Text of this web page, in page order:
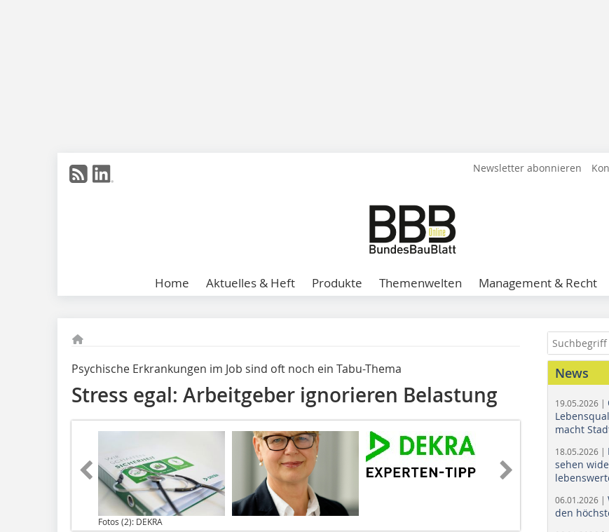
Newsletter abonnieren
Home Aktuelles & Heft Produkte Themenwelten Management & Recht
Psychische Erkrankungen im Job sind oft noch ein Tabu-Thema
Stress egal: Arbeitgeber ignorieren Belastung
Fotos (2): DEKRA
News
19.05.2026 |
macht
18.05.2026 |
sehen
06.01.2026 |
den